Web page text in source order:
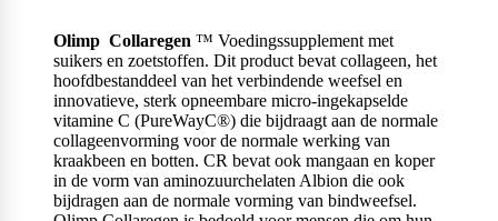
Olimp Collaregen ™ Voedingssupplement met
suikers en zoetstoffen. Dit product bevat collageen, het
hoofdbestanddeel van het verbindende weefsel en
innovatieve, sterk opneembare micro-ingekapselde
vitamine C (PureWayC®) die bijdraagt ​​aan de normale
collageenvorming voor de normale werking van
kraakbeen en botten. CR bevat ook mangaan en koper
in de vorm van aminozuurchelaten Albion die ook
bijdragen aan de normale vorming van bindweefsel.